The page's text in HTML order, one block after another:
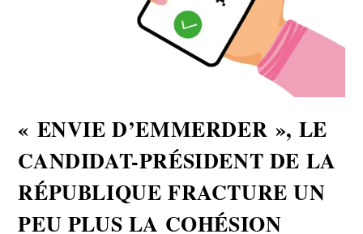
« ENVIE D’EMMERDER », LE
CANDIDAT-PRÉSIDENT DE LA
RÉPUBLIQUE FRACTURE UN
PEU PLUS LA COHÉSION